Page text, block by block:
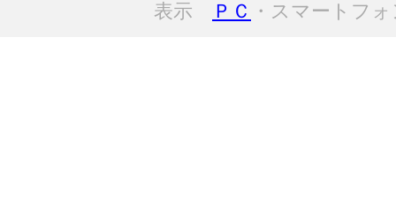
表示 ＰＣ ・スマートフ